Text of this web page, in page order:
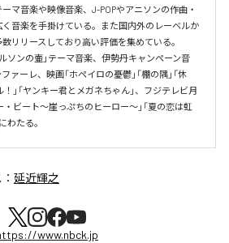
マ音楽や映像音楽、J-POPやアニソンの作曲・
音楽を手掛けている。また国内外のレーベルか
リリースしており高い評価を集めている。
ソンの壷」テーマ音楽、伊勢丹キャンペーン音
ーレ、映画「ホペイロの憂鬱」「棚の隅」「休
！」「ヤンキー君とメガネちゃん」、フジテレビ月
・ビート～崖っぷちのヒーロー～」「夏の恋は虹
わたる。
延近輝之
www.nbck.jp